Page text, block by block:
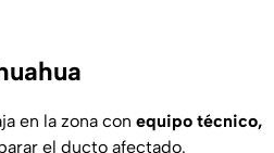
en la zona con equipo técnico,
el ducto afectado.